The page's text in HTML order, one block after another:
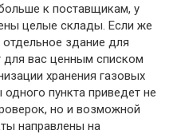
к поставщикам, у
целые склады. Если же
здание для
для вас ценным списком
хранения газовых
пункта приведет не
но и возможной
направлены на